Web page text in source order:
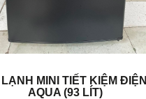
MINI TIẾT KIỆM ĐIỆN
AQUA (93 LÍT)